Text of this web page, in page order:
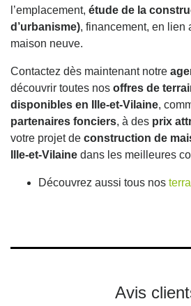
l’emplacement, étude de la
d’urbanisme), financement, en lien
maison neuve.
Contactez dès maintenant notre
découvrir toutes nos offres de
disponibles en Ille-et-Vilaine,
partenaires fonciers, à des prix
votre projet de construction de
Ille-et-Vilaine dans les meilleures
Découvrez aussi tous nos
Avis